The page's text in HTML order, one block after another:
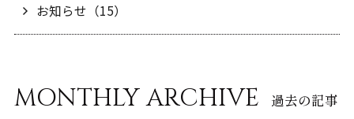
お知らせ（15）
MONTHLY ARCHIVE 過去の記事